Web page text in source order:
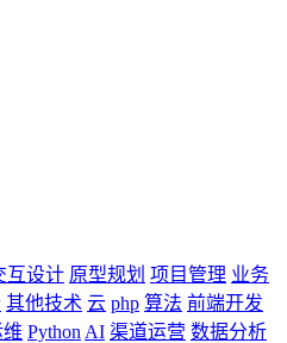
互设计 原型规划 项目管理 业务
其他技术 云 php 算法 前端开发
Python AI 渠道运营 数据分析